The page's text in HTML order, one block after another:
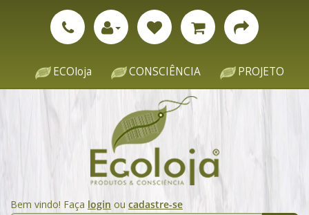
ECOloja CONSCIÊNCIA PROJETO
Bem vindo! Faça login ou cadastre-se